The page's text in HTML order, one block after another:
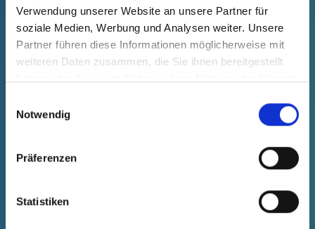
Verwendung unserer Website an unsere Partner für
soziale Medien, Werbung und Analysen weiter. Unsere
Partner führen diese Informationen möglicherweise mit
weiteren Daten zusammen, die Sie ihnen bereitgestellt
Notwendig
Präferenzen
Statistiken
Données techniques
afficher
commande
20005201073
Nombre (pièces)